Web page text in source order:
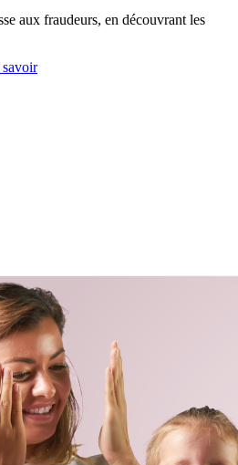
aux fraudeurs, en découvrant les